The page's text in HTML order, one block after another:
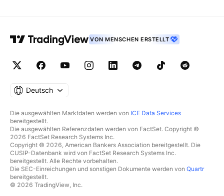
VON MENSCHEN ERSTELLT
Deutsch
Die ausgewählten Marktdaten werden von ICE Data Services
bereitgestellt.
Die ausgewählten Referenzdaten werden von FactSet. Copyright ©
2026 FactSet Research Systems Inc.
Copyright © 2026, American Bankers Association bereitgestellt. Die
CUSIP-Datenbank wird von FactSet Research Systems Inc.
bereitgestellt. Alle Rechte vorbehalten.
Die SEC-Einreichungen und sonstigen Dokumente werden von Quartr
bereitgestellt.
© 2026 TradingView, Inc.